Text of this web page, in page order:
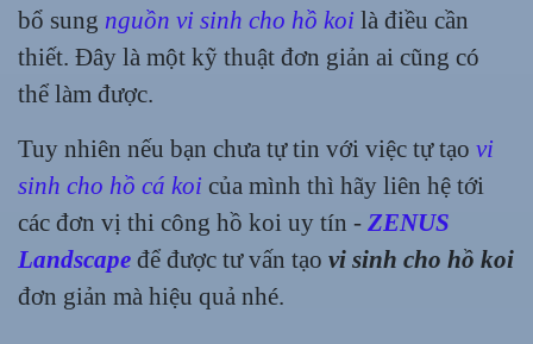
bổ sung nguồn vi sinh cho hồ koi là điều cần
thiết. Đây là một kỹ thuật đơn giản ai cũng có
thể làm được.
Tuy nhiên nếu bạn chưa tự tin với việc tự tạo vi
sinh cho hồ cá koi của mình thì hãy liên hệ tới
các đơn vị thi công hồ koi uy tín - ZENUS
Landscape để được tư vấn tạo vi sinh cho hồ koi
đơn giản mà hiệu quả nhé.